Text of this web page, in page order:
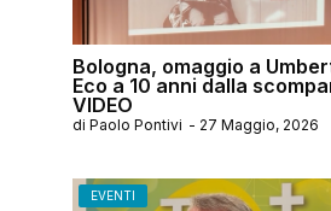
Bologna, omaggio a
Eco a 10 anni dalla
VIDEO
di Paolo Pontivi - 27 Maggio, 2026
EVENTI